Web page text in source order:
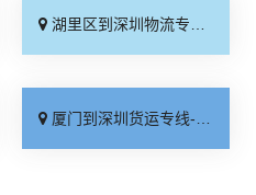
湖里区到深圳物流专线_收费标准「全程直达」
厦门到深圳货运专线-厦门到深圳物流公司_计费标准「多少一方」